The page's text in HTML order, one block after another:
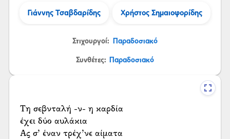
Γιάννης Τσαβδαρίδης Χρήστος Σημαιοφορίδης
Στιχουργοί: Παραδοσιακό
Συνθέτες: Παραδοσιακό
Τη σεβνταλή -ν- η καρδία
έχει δύο αυλάκια
Ας σ’ έναν τρέχ’νε αίματα